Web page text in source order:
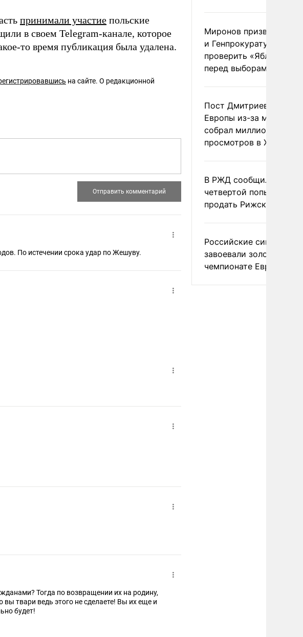
принимали участие польские
в своем Telegram-канале, которое
то время публикация была удалена.
на сайте. О редакционной
По истечении срока удар по Жешуву.
Тогда по возвращении их на родину,
твари ведь этого не сделаете! Вы их еще и
будет!
Миронов призвал
и Генпрокуратуру
проверить «Яблоко»
перед выборами
Пост Дмитриева о
Европы из-за
собрал миллион
просмотров в X
В РЖД сообщили о
четвертой попытке
продать Рижский
Российские
завоевали золото на
чемпионате Европы